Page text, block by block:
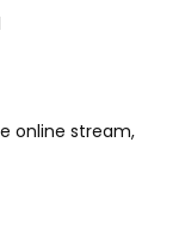
online stream,